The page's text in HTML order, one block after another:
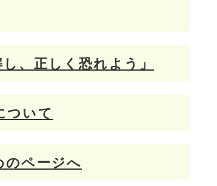
、正しく恐れよう」
ついて
のページへ